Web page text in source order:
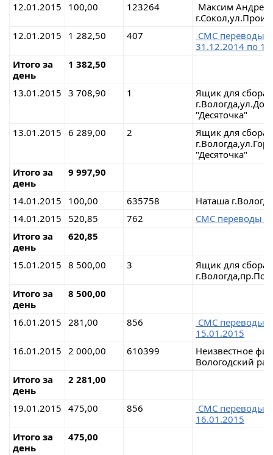
12.01.2015 100,00 123264
Максим
12.01.2015
1 282,50 407
СМС
31.12.2014 по
Итого за
день
1 382,50
13.01.2015 3 708,90 1
Ящик для сбора
"Десяточка"
13.01.2015 6 289,00 2
Ящик для сбора
"Десяточка"
Итого за
день
9 997,90
14.01.2015 100,00 635758
Наташа г.Вологда
14.01.2015
520,85 762
СМС
Итого за
день
620,85
15.01.2015 8 500,00 3
Ящик для сбора
Итого за
день
8 500,00
16.01.2015 281,00 856
СМС
15.01.2015
16.01.2015 2 000,00 610399
Неизвестное
Вологодский
Итого за
день
2 281,00
19.01.2015 475,00 856
СМС
16.01.2015
Итого за
день
475,00